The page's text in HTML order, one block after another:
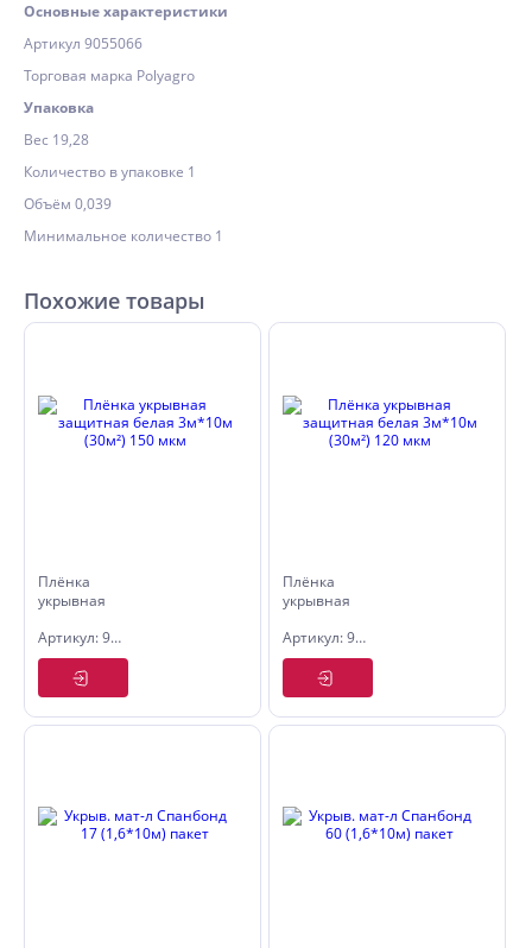
Основные характеристики
Артикул 9055066
Торговая марка Polyagro
Упаковка
Вес 19,28
Количество в упаковке 1
Объём 0,039
Минимальное количество 1
Похожие товары
Плёнка
укрывная
белая
3м*10м
(30м²) 150
мкм
Артикул: 9055039
Плёнка
укрывная
белая
3м*10м
(30м²) 120
мкм
Артикул: 9055037